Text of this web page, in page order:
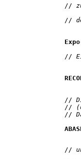
//
//
//
//
//
//
//